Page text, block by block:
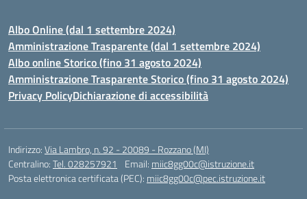
Albo Online (dal 1 settembre 2024)
Amministrazione Trasparente (dal 1 settembre 2024)
Albo online Storico (fino 31 agosto 2024)
Amministrazione Trasparente Storico (fino 31 agosto 2024)
Privacy PolicyDichiarazione di accessibilità
Indirizzo:Via Lambro, n. 92 - 20089 - Rozzano (MI)
Centralino:Tel. 028257921 Email: miic8gg00c@istruzione.it
Posta elettronica certificata (PEC): miic8gg00c@pec.istruzione.it